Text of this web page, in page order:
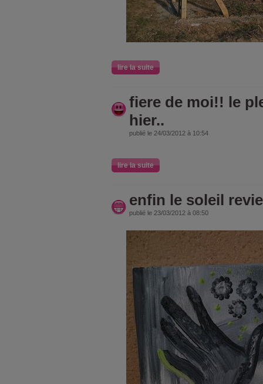
lire la suite
fiere de moi!! le
hier..
publié le 24/03/2012 à 10:54
lire la suite
enfin le soleil
publié le 23/03/2012 à 08:50